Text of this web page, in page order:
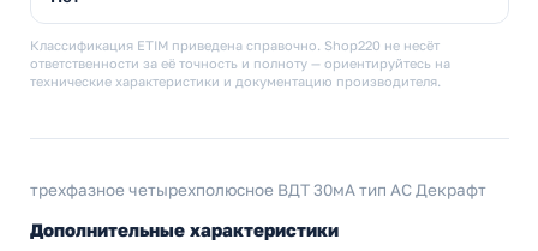
Классификация ETIM приведена справочно. Shop220 не несёт
ответственности за её точность и полноту — ориентируйтесь на
технические характеристики и документацию производителя.
трехфазное четырехполюсное ВДТ 30мА тип АС Декрафт
Дополнительные характеристики